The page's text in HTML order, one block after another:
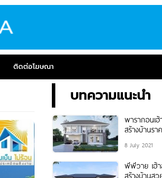
ติดต่อโฆษณา
บทความแนะนำ
พารากอนเ
สร้างบ้านรา
8 July 2021
พีพีวาย เฮ้า
สร้างบ้านส